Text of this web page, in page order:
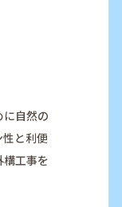
自然の
と利便
工事を